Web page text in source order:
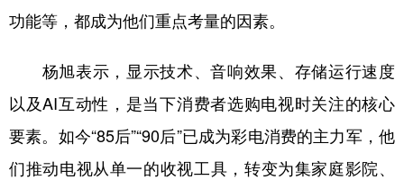
功能等，都成为他们重点考量的因素。
杨旭表示，显示技术、音响效果、存储运行速度
以及AI互动性，是当下消费者选购电视时关注的核心
要素。如今“85后”“90后”已成为彩电消费的主力军，他
们推动电视从单一的收视工具，转变为集家庭影院、